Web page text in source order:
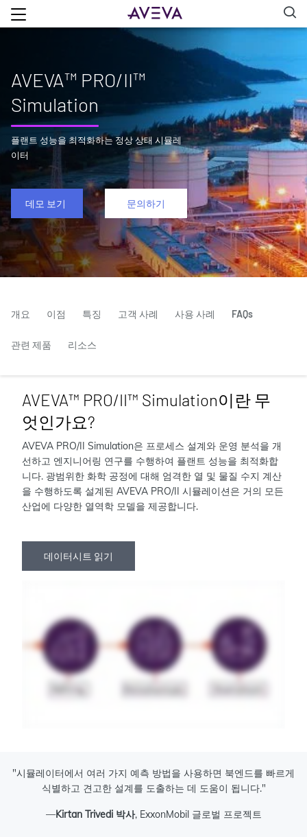
AVEVA™ PRO/II™
Simulation
플랜트 성능을 최적화하는 정상 상태 시뮬레
이터
데모 보기 문의하기
개요 이점 특징 고객 사례 사용 사례 FAQs
관련 제품 리소스
AVEVA™ PRO/II™ Simulation이란 무
엇인가요?
AVEVA PRO/II Simulation은 프로세스 설계와 운영 분석을 개
선하고 엔지니어링 연구를 수행하여 플랜트 성능을 최적화합
니다. 광범위한 화학 공정에 대해 엄격한 열 및 물질 수지 계산
을 수행하도록 설계된 AVEVA PRO/II 시뮬레이션은 거의 모든
산업에 다양한 열역학 모델을 제공합니다.
데이터시트 읽기
"시뮬레이터에서 여러 가지 예측 방법을 사용하면 북엔드를 빠르게
식별하고 견고한 설계를 도출하는 데 도움이 됩니다."
—Kirtan Trivedi 박사, ExxonMobil 글로벌 프로젝트